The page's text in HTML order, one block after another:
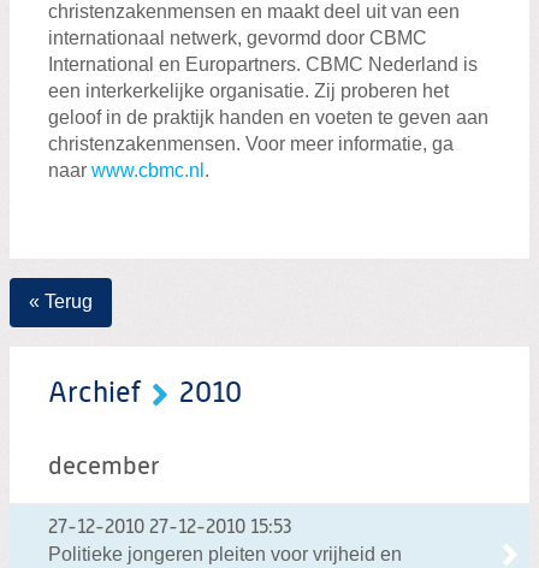
christenzakenmensen en maakt deel uit van een
internationaal netwerk, gevormd door CBMC
International en Europartners. CBMC Nederland is
een interkerkelijke organisatie. Zij proberen het
geloof in de praktijk handen en voeten te geven aan
christenzakenmensen. Voor meer informatie, ga
naar www.cbmc.nl .
« Terug
Archief 2010
december
27-12-2010 27-12-2010 15:53
Politieke jongeren pleiten voor vrijheid en